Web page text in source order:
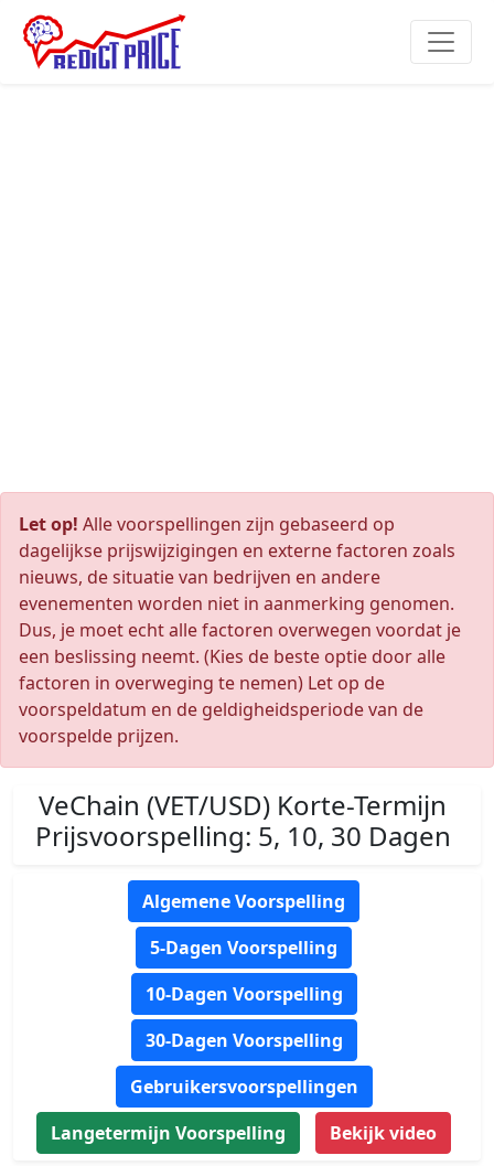
Let op! Alle voorspellingen zijn gebaseerd op
dagelijkse prijswijzigingen en externe factoren zoals
nieuws, de situatie van bedrijven en andere
evenementen worden niet in aanmerking genomen.
Dus, je moet echt alle factoren overwegen voordat je
een beslissing neemt. (Kies de beste optie door alle
factoren in overweging te nemen) Let op de
voorspeldatum en de geldigheidsperiode van de
voorspelde prijzen.
VeChain (VET/USD) Korte-Termijn
Prijsvoorspelling: 5, 10, 30 Dagen
Algemene Voorspelling
5-Dagen Voorspelling
10-Dagen Voorspelling
30-Dagen Voorspelling
Gebruikersvoorspellingen
Langetermijn Voorspelling
Bekijk video